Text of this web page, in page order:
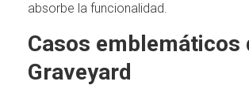
absorbe la funcionalidad.
Casos emblemáticos
Graveyard